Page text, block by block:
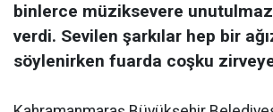
binlerce müziksevere
verdi. Sevilen şarkılar hep bir
söylenirken fuarda coşku zirveye